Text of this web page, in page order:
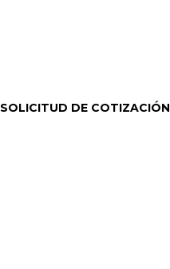
SOLICITUD DE COTIZACIÓN